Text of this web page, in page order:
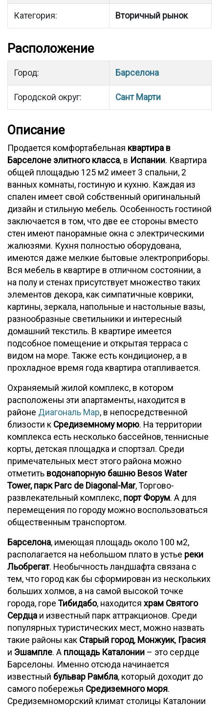
Категория: Вторичный рынок
Расположение
Город: Барселона
Городской округ: Сант Марти
Описание
Продается комфортабельная квартира в
Барселоне элитного класса, в Испании. Квартира
общей площадью 125 м2 имеет 3 спальни, 2
ванных комнаты, гостиную и кухню. Каждая из
спален имеет свой собственный оригинальный
дизайн и стильную мебель. Особенность гостиной
заключается в том, что две ее стороны вместо
стен имеют панорамные окна с электрическими
жалюзями. Кухня полностью оборудована,
имеются даже мелкие бытовые электроприборы.
Вся мебель в квартире в отличном состоянии, а
на полу и стенах присутствует множество таких
элементов декора, как симпатичные коврики,
картины, зеркала, напольные и настольные вазы,
разнообразные светильники и интересный
домашний текстиль. В квартире имеется
подсобное помещение и открытая терраса с
видом на море. Также есть кондиционер, а в
прохладное время года квартира отапливается.
Охраняемый жилой комплекс, в котором
расположены эти апартаменты, находится в
районе Диагональ Мар, в непосредственной
близости к Средиземному морю. На территории
комплекса есть несколько бассейнов, теннисные
корты, детская площадка и спортзал. Среди
примечательных мест этого района можно
отметить водонапорную башню Besos Water
Tower, парк Parc de Diagonal-Mar, Торгово-
развлекательный комплекс, порт Форум. А для
перемещения по городу можно воспользоваться
общественным транспортом.
Барселона, имеющая площадь около 100 м2,
располагается на небольшом плато в устье реки
Льобрегат. Необычность ландшафта связана с
тем, что город как бы сформирован из нескольких
больших холмов, а на самой высокой точке
города, горе Тибидабо, находится храм Святого
Сердца и известный парк аттракционов. Среди
популярных туристических мест, можно назвать
такие районы как Старый город, Монжуик, Грасия
и Эшампле. А площадь Каталонии – это сердце
Барселоны. Именно отсюда начинается
известный бульвар Рамбла, который доходит до
самого побережья Средиземного моря.
Средиземноморский климат столицы Каталонии